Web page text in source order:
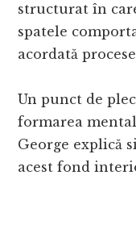
structurat în
spatele
acordată
Un punct de
formarea
George explică
acest fond